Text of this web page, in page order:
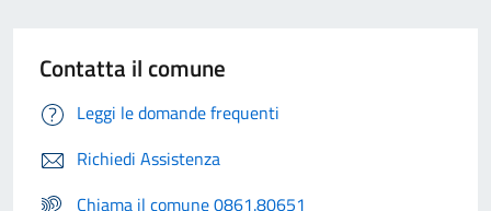
Contatta il comune
Leggi le domande frequenti
Richiedi Assistenza
Chiama il comune 0861.80651